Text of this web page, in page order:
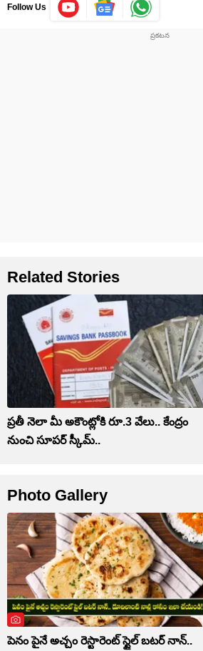
Follow Us
Related Stories
ప్రతీ నెలా మీ అకౌంట్లోకి రూ.3 వేలు.. కేంద్రం
నుంచి సూపర్ స్కీమ్..
Photo Gallery
పెనం పైనే అచ్చం రెస్టారెంట్ స్టైల్ బటర్ నాన్..